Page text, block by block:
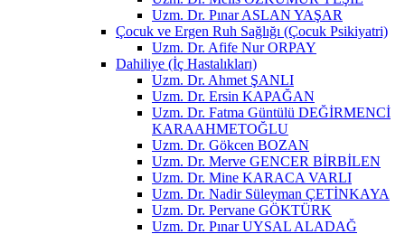
Uzm. Dr. Pınar ASLAN YAŞAR
Çocuk ve Ergen Ruh Sağlığı (Çocuk Psikiyatri)
Uzm. Dr. Afife Nur ORPAY
Dahiliye (İç Hastalıkları)
Uzm. Dr. Ahmet ŞANLI
Uzm. Dr. Ersin KAPAĞAN
Uzm. Dr. Fatma Güntülü DEĞİRMENCİ
KARAAHMETOĞLU
Uzm. Dr. Gökcen BOZAN
Uzm. Dr. Merve GENCER BİRBİLEN
Uzm. Dr. Mine KARACA VARLI
Uzm. Dr. Nadir Süleyman ÇETİNKAYA
Uzm. Dr. Pervane GÖKTÜRK
Uzm. Dr. Pınar UYSAL ALADAĞ